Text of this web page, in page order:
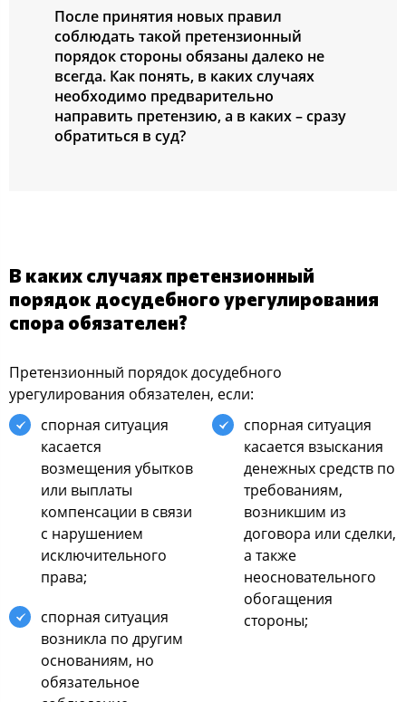
После принятия новых правил
соблюдать такой претензионный
порядок стороны обязаны далеко не
всегда. Как понять, в каких случаях
необходимо предварительно
направить претензию, а в каких – сразу
обратиться в суд?
В каких случаях претензионный
порядок досудебного урегулирования
спора обязателен?
Претензионный порядок досудебного
урегулирования обязателен, если:
спорная ситуация
касается
возмещения убытков
или выплаты
компенсации в связи
с нарушением
исключительного
права;
спорная ситуация
возникла по другим
основаниям, но
обязательное
спорная ситуация
касается взыскания
денежных средств по
требованиям,
возникшим из
договора или сделки,
а также
неосновательного
обогащения
стороны;